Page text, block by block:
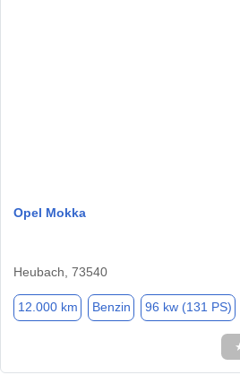
Opel Mokka
Heubach, 73540
12.000 km Benzin 96 kw (131 PS)